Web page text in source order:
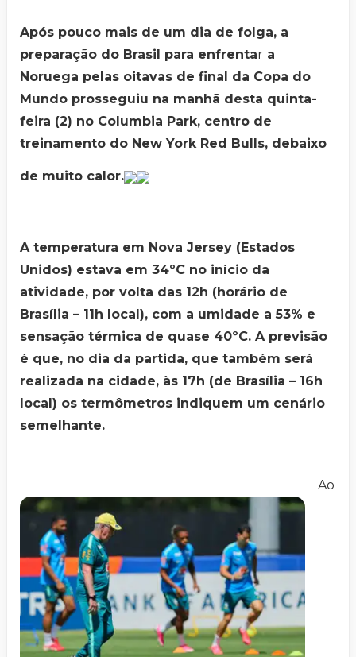
Após pouco mais de um dia de folga, a
preparação do Brasil para enfrentar a
Noruega pelas oitavas de final da Copa do
Mundo prosseguiu na manhã desta quinta-
feira (2) no Columbia Park, centro de
treinamento do New York Red Bulls, debaixo
de muito calor.
A temperatura em Nova Jersey (Estados
Unidos) estava em 34ºC no início da
atividade, por volta das 12h (horário de
Brasília – 11h local), com a umidade a 53% e
sensação térmica de quase 40ºC. A previsão
é que, no dia da partida, que também será
realizada na cidade, às 17h (de Brasília – 16h
local) os termômetros indiquem um cenário
semelhante.
Ao